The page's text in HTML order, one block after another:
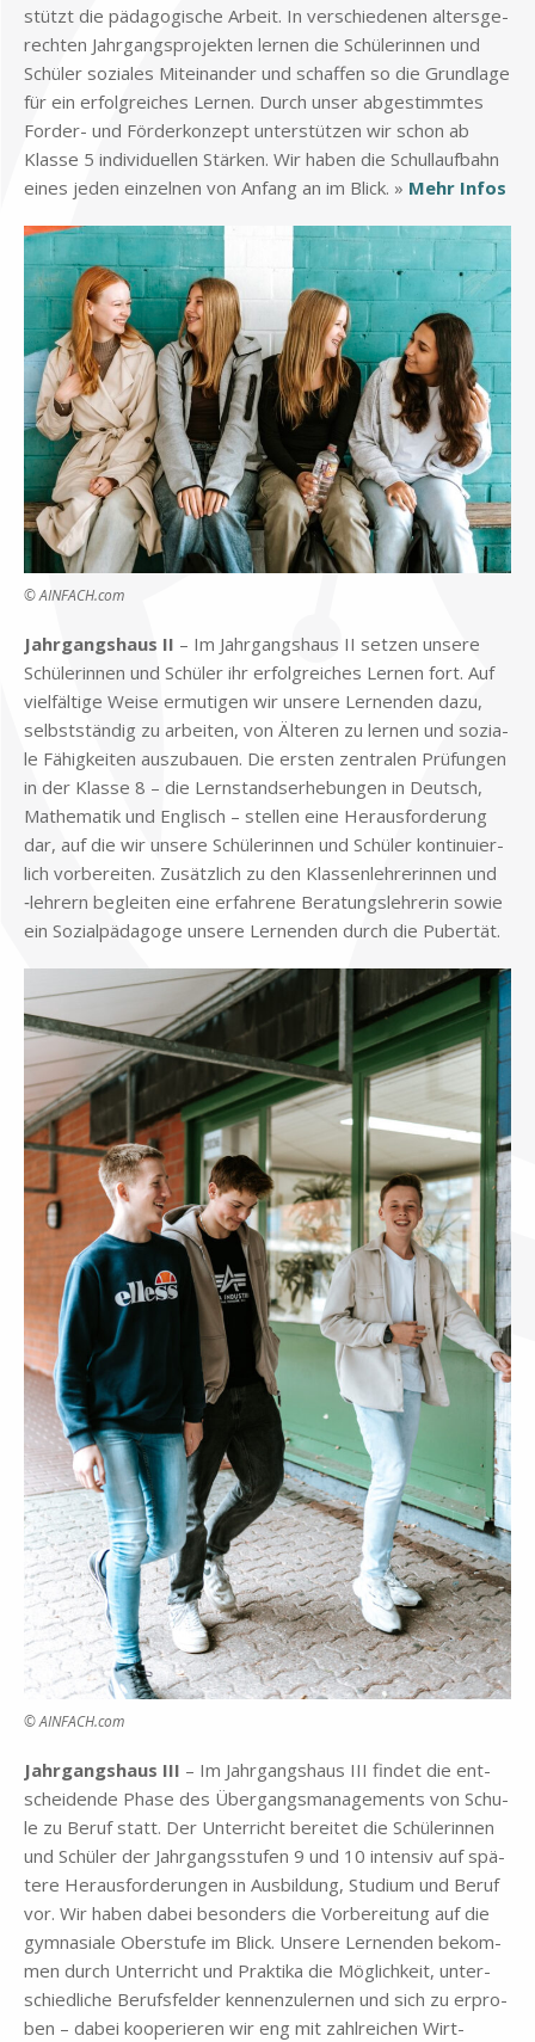
stützt die päd­ago­gi­sche Ar­beit. In ver­schie­de­nen al­ters­ge­
rech­ten Jahr­gangs­pro­jek­ten ler­nen die Schü­le­rin­nen und
Schü­ler so­zia­les Mit­ein­an­der und schaf­fen so die Grund­la­ge
für ein er­folg­rei­ches Ler­nen. Durch un­ser ab­ge­stimm­tes
For­der- und För­der­kon­zept un­ter­stüt­zen wir schon ab
Klas­se 5 in­di­vi­du­el­len Stär­ken. Wir ha­ben die Schul­lauf­bahn
ei­nes je­den ein­zel­nen von An­fang an im Blick. » Mehr In­fos
© AINFACH.com
Jahr­gangs­haus II – Im Jahr­gangs­haus II set­zen un­se­re
Schü­le­rin­nen und Schü­ler ihr er­folg­rei­ches Ler­nen fort. Auf
viel­fäl­ti­ge Wei­se er­mu­ti­gen wir un­se­re Ler­nen­den dazu,
selbst­stän­dig zu ar­bei­ten, von Äl­te­ren zu ler­nen und so­zia­
le Fä­hig­kei­ten aus­zu­bau­en. Die er­sten zen­tra­len Prü­fun­gen
in der Klas­se 8 – die Lern­stands­er­he­bun­gen in Deutsch,
Ma­the­ma­tik und Eng­lisch – stel­len eine Her­aus­for­de­rung
dar, auf die wir un­se­re Schü­le­rin­nen und Schü­ler kon­ti­nu­ier­
lich vor­be­rei­ten. Zu­sätz­lich zu den Klas­sen­leh­re­rin­nen und
‑leh­rern be­glei­ten eine er­fah­re­ne Be­ra­tungs­leh­re­rin so­wie
ein So­zi­al­päd­ago­ge un­se­re Ler­nen­den durch die Pu­ber­tät.
© AINFACH.com
Jahr­gangs­haus III – Im Jahr­gangs­haus III fin­det die ent­
schei­den­de Pha­se des Über­gangs­ma­nage­ments von Schu­
le zu Be­ruf statt. Der Un­ter­richt be­rei­tet die Schü­le­rin­nen
und Schü­ler der Jahr­gangs­stu­fen 9 und 10 in­ten­siv auf spä­
te­re Her­aus­for­de­run­gen in Aus­bil­dung, Stu­di­um und Be­ruf
vor. Wir ha­ben da­bei be­son­ders die Vor­be­rei­tung auf die
gym­na­sia­le Ober­stu­fe im Blick. Un­se­re Ler­nen­den be­kom­
men durch Un­ter­richt und Prak­ti­ka die Mög­lich­keit, un­ter­
schied­li­che Be­rufs­fel­der ken­nen­zu­ler­nen und sich zu er­pro­
ben – da­bei ko­ope­rie­ren wir eng mit zahl­rei­chen Wirt­